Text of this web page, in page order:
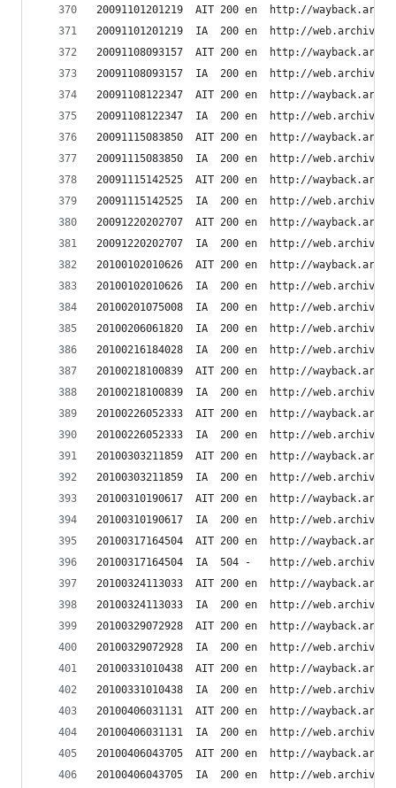
20091101201219	AIT	200
20091101201219	IA	200
20091108093157	AIT	200
20091108093157	IA	200
20091108122347	AIT	200
20091108122347	IA	200
20091115083850	AIT	200
20091115083850	IA	200
20091115142525	AIT	200
20091115142525	IA	200
20091220202707	AIT	200
20091220202707	IA	200
20100102010626	AIT	200
20100102010626	IA	200
20100201075008	IA	200
20100206061820	IA	200
20100216184028	IA	200
20100218100839	AIT	200
20100218100839	IA	200
20100226052333	AIT	200
20100226052333	IA	200
20100303211859	AIT	200
20100303211859	IA	200
20100310190617	AIT	200
20100310190617	IA	200
20100317164504	AIT	200
20100317164504	IA	504	-
20100324113033	AIT	200
20100324113033	IA	200
20100329072928	AIT	200
20100329072928	IA	200
20100331010438	AIT	200
20100331010438	IA	200
20100406031131	AIT	200
20100406031131	IA	200
20100406043705	AIT	200
20100406043705	IA	200